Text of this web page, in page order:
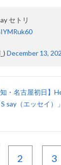
セトリ
December 13,
知・名古屋初日】
say（エッセイ）
2 3